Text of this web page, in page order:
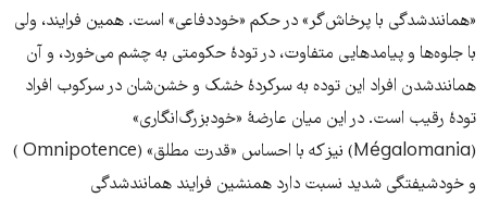
«همانندشدگی با پرخاش‌گر» در حکم «خوددفاعی» است. همین فرایند، ولی
با جلوه‌ها و پیامدهایی متفاوت، در تودۀ حکومتی به چشم می‌خورد، و آن
همانندشدن افراد این توده به سرکردۀ خشک و خشن‌شان در سرکوب افراد
تودۀ رقیب است. در این میان عارضۀ «خودبزرگ‌انگاری»
(Mégalomania) نیز که با احساس «قدرت مطلق» (Omnipotence )
و خودشیفتگی شدید نسبت دارد همنشین فرایند همانندشدگی